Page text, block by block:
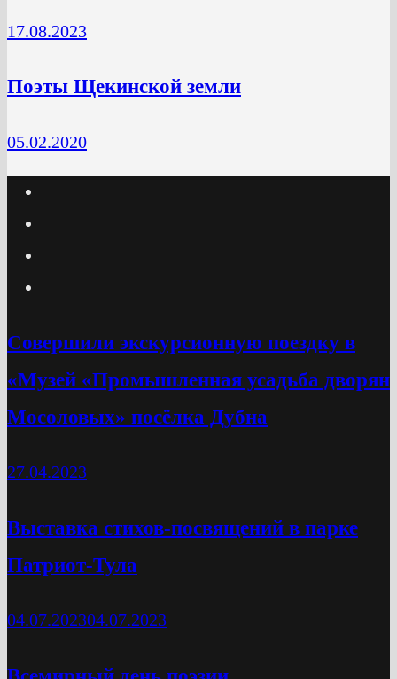
17.08.2023
Поэты Щекинской земли
05.02.2020
Cовершили экскурсионную поездку в
«Музей «Промышленная усадьба дворян
Мосоловых» посёлка Дубна
27.04.2023
Выставка стихов-посвящений в парке
Патриот-Тула
04.07.202304.07.2023